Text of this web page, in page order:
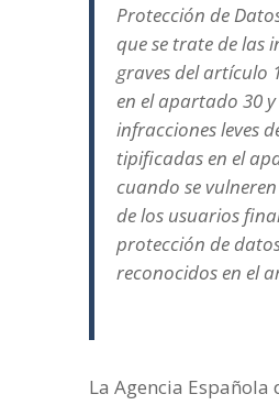
Protección de
que se trate de las
graves del artículo
en el apartado 30 y
infracciones leves
tipificadas en el
cuando se
de los usuarios
protección de
reconocidos en el
La Agencia Española